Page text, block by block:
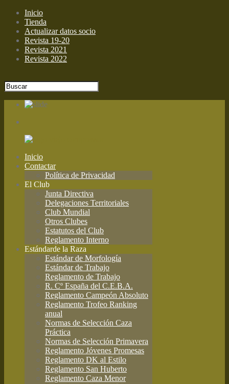
Inicio
Tienda
Actualizar datos socio
Revista 19-20
Revista 2021
Revista 2022
Inicio
Contactar
Política de Privacidad
El Club
Junta Directiva
Delegaciones Territoriales
Club Mundial
Otros Clubes
Estatutos del Club
Reglamento Interno
Estándarde la Raza
Estándar de Morfología
Estándar de Trabajo
Reglamento de Trabajo
R. Cº España del C.E.B.A.
Reglamento Campeón Absoluto
Reglamento Trofeo Ranking
anual
Normas de Selección Caza
Práctica
Normas de Selección Primavera
Reglamento Jóvenes Promesas
Reglamento DK al Estilo
Reglamento San Huberto
Reglamento Caza Menor